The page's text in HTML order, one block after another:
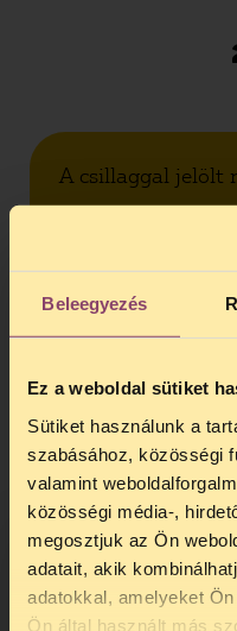
Beleegyezés
Ez a weboldal sütiket
Sütiket használunk a
szabásához, közösségi
valamint
közösségi média-,
megosztjuk az Ön
adatait, akik
adatokkal, amelyeket
Ön által használt más
A csillaggal jelölt
A